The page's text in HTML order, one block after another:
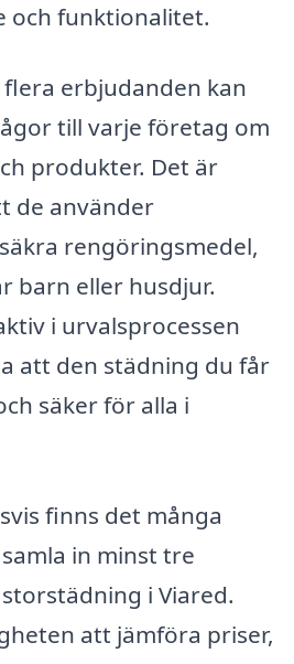
och funktionalitet.
erbjudanden kan
till varje företag om
produkter. Det är
de använder
rengöringsmedel,
barn eller husdjur.
i urvalsprocessen
att den städning du får
säker för alla i
finns det många
in minst tre
i Viared.
att jämföra priser,